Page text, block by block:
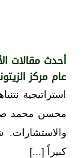
أحدث مقالات
عام مركز
استراتيجية
محسن محمد
والاستشارات.
كبيراً [...]